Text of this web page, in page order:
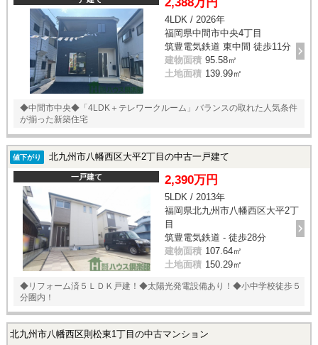
4LDK / 2026年
福岡県中間市中央4丁目
筑豊電気鉄道 東中間 徒歩11分
建物面積 95.58㎡
土地面積 139.99㎡
◆中間市中央◆「4LDK＋テレワークルーム」バランスの取れた人気条件
が揃った新築住宅
値下がり 北九州市八幡西区大平2丁目の中古一戸建て
一戸建て 2,390万円
5LDK / 2013年
福岡県北九州市八幡西区大平2丁
目
筑豊電気鉄道 - 徒歩28分
建物面積 107.64㎡
土地面積 150.29㎡
◆リフォーム済５ＬＤＫ戸建！◆太陽光発電設備あり！◆小中学校徒歩５
分圏内！
北九州市八幡西区則松東1丁目の中古マンション